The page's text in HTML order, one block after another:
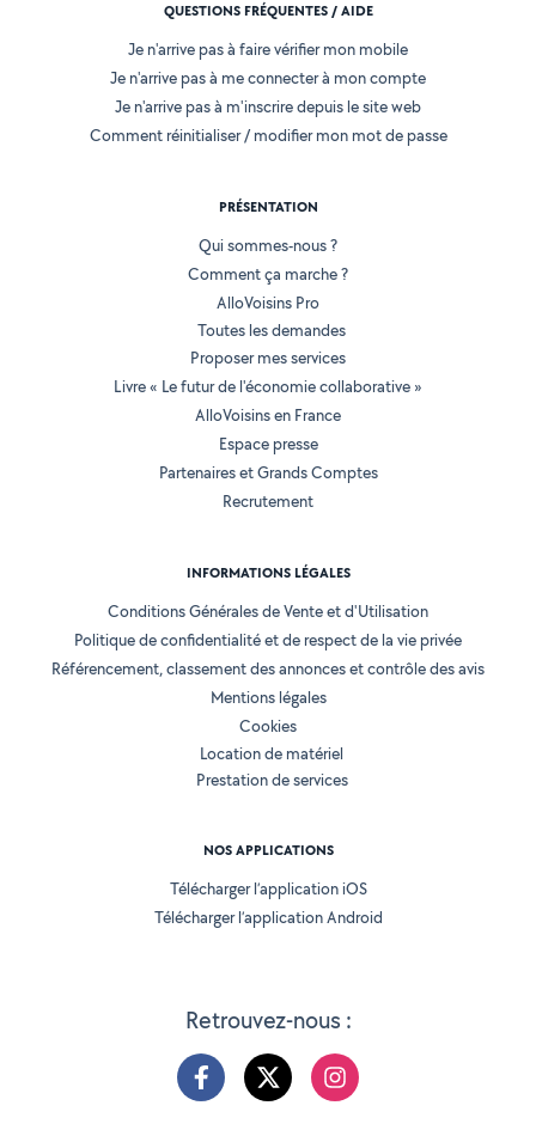
Retrouvez-nous :
QUESTIONS FRÉQUENTES / AIDE
Je n'arrive pas à faire vérifier mon mobile
Je n'arrive pas à me connecter à mon compte
Je n'arrive pas à m'inscrire depuis le site web
Comment réinitialiser / modifier mon mot de passe
PRÉSENTATION
Qui sommes-nous ?
Comment ça marche ?
AlloVoisins Pro
Toutes les demandes
Proposer mes services
Livre « Le futur de l'économie collaborative »
AlloVoisins en France
Espace presse
Partenaires et Grands Comptes
Recrutement
INFORMATIONS LÉGALES
Conditions Générales de Vente et d'Utilisation
Politique de confidentialité et de respect de la vie privée
Référencement, classement des annonces et contrôle des avis
Mentions légales
Cookies
Location de matériel
Prestation de services
NOS APPLICATIONS
Télécharger l’application iOS
Télécharger l’application Android